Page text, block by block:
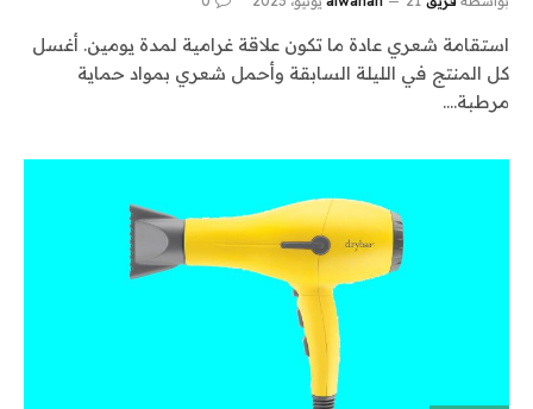
استقامة شعري عادة ما تكون علاقة غرامية لمدة يومين. أغسل
كل المنتج في الليلة السابقة وأحمل شعري بمواد حماية
مرطبة.…